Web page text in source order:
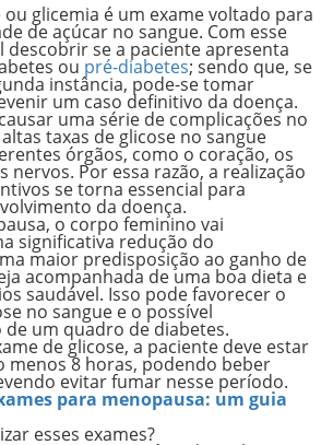
ou glicemia é um exame voltado para
de açúcar no sangue. Com esse
descobrir se a paciente apresenta
ou pré-diabetes; sendo que, se
instância, pode-se tomar
um caso definitivo da doença.
uma série de complicações no
taxas de glicose no sangue
órgãos, como o coração, os
nervos. Por essa razão, a realização
se torna essencial para
da doença.
o corpo feminino vai
significativa redução do
maior predisposição ao ganho de
acompanhada de uma boa dieta e
saudável. Isso pode favorecer o
no sangue e o possível
um quadro de diabetes.
de glicose, a paciente deve estar
menos 8 horas, podendo beber
evitar fumar nesse período.
para menopausa: um guia
esses exames?